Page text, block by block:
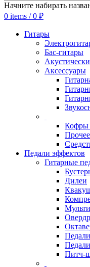
Начните набирать
0 items / 0 ₽
Гитары
Бас-гитары
Аксессуары
Кофры
Прочее
Педали эффектов
Гитарные
Дилеи
Питч-